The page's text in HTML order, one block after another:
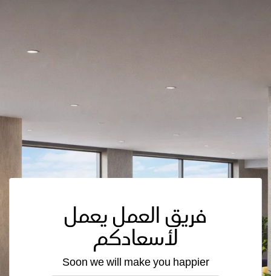
فريق العمل يعمل
لأسعادكم
Soon we will make you happier